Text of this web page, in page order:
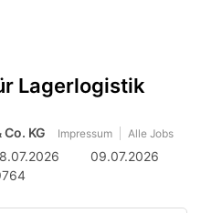
von
Endgerät
Lagerlogistik
KG Impressum Alle Jobs
09.07.2026